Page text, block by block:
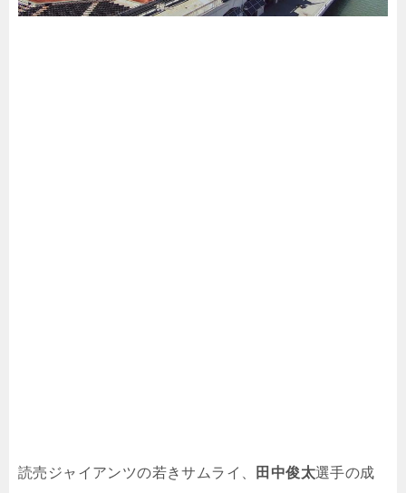
読売ジャイアンツの若きサムライ、 田中俊太選手の成